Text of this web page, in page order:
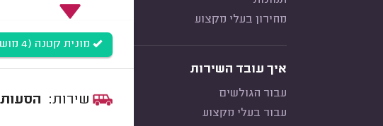
מחירון בעלי מקצוע
איך עובד השירות
עבור הגולשים
עבור בעלי מקצוע
מונית קטנה (4 מושבים)